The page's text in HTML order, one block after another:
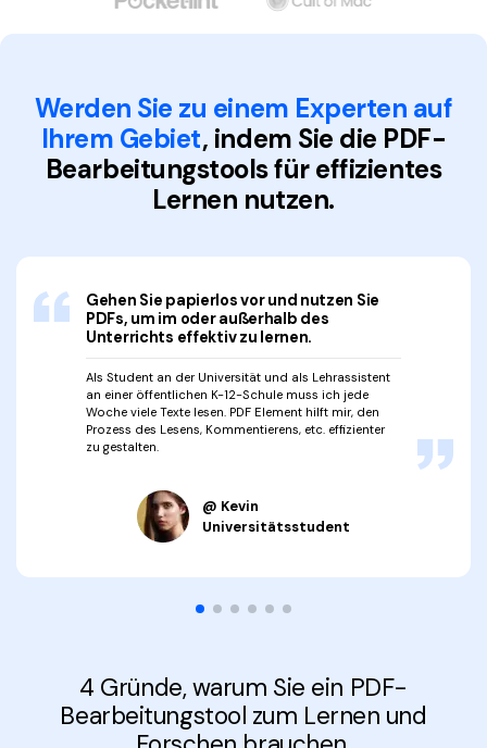
PDF OCR
eSign PDFs rechtmäßig Neu
Rechtliches
Gesundheitswesen
Finanzen
Regierung
Alle PDF-Funktionen
Kontakt zum Support
Benutzerhandbuch
PDFelement für Windows
PDFelement für Mac
PDFelement für Android
Mehr erfahren
Bewertungen
Sehen Sie, was unsere Nutzer sagen.
Kostenlose PDF-Vorlagen
Bearbeiten, Drucken und Anpassen von kostenlosen Vorlagen.
PDF-bezogene Informationen, die Sie benötigen.
Laden Sie die leistungsstärksten und einfachsten PDF-Tools
Werden Sie zu einem Experten auf
Ihrem Gebiet, indem Sie die PDF-
Bearbeitungstools für effizientes
Lernen nutzen.
Gehen Sie papierlos vor und nutzen Sie
PDFs, um im oder außerhalb des
Unterrichts effektiv zu lernen.
Als Student an der Universität und als Lehrassistent
an einer öffentlichen K-12-Schule muss ich jede
Woche viele Texte lesen. PDF Element hilft mir, den
Prozess des Lesens, Kommentierens, etc. effizienter
zu gestalten.
@ Kevin
Universitätsstudent
4 Gründe, warum Sie ein PDF-
Bearbeitungstool zum Lernen und